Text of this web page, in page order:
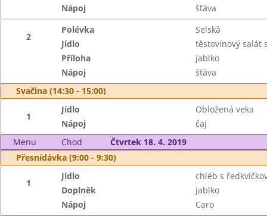
Nápoj
šťáva
2
Polévka
Selská
Jídlo
těstovinový salát
Příloha
jablko
Nápoj
šťáva
Svačina (14:30 - 15:00)
1
Jídlo
Obložená veka
Nápoj
čaj
Menu
Chod
Čtvrtek 18. 4. 2019
Přesnídávka (9:00 - 9:30)
1
Jídlo
chléb s
Doplněk
jablko
Nápoj
Caro